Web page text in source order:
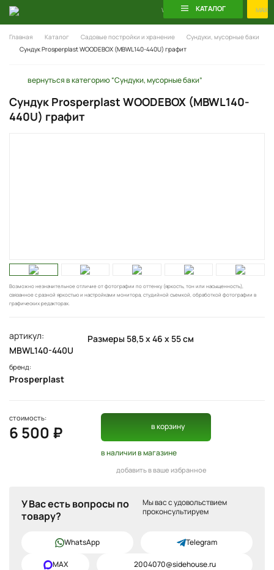
КАТАЛОГ
WhatsApp Telegram MAX
Главная Каталог Садовые постройки и хранение
Сундуки, мусорные баки
Сундук Prosperplast WOODEBOX (MBWL140-440U) графит
вернуться в категорию “Сундуки, мусорные баки”
Сундук Prosperplast WOODEBOX (MBWL140-
440U) графит
Возможно незначительное отличие от фотографии по оттенку (яркость, тон или насыщенность),
связанное с разной яркостью и настройками монитора, студийной съемкой, обработкой фотографии в
графических редакторах.
артикул:
MBWL140-440U
Размеры 58,5 х 46 х 55 см
бренд:
Prosperplast
стоимость:
6 500 ₽ в корзину
в наличиив магазине
добавить в ваше избранное
У Вас есть вопросы по
товару?
Мы вас с удовольствием
проконсультируем
WhatsApp Telegram
MAX 2004070@sidehouse.ru